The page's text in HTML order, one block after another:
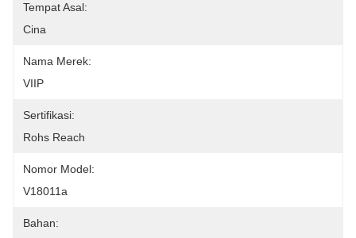
Tempat Asal:
Cina
Nama Merek:
VIIP
Sertifikasi:
Rohs Reach
Nomor Model:
V18011a
Bahan: